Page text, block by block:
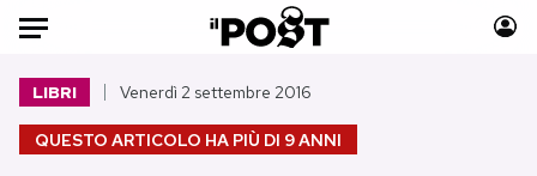
Auto
HOME
QUESTO ARTICOLO HA PIÙ DI 9 ANNI
LIBRI Venerdì 2 settembre 2016